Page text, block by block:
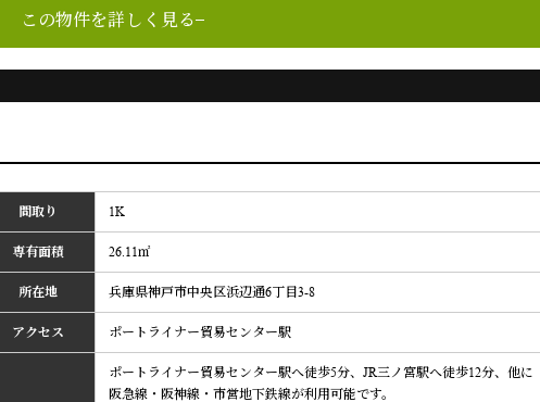
この物件を詳しく見る
間取り 1K
専有面積 26.11㎡
所在地 兵庫県神戸市中央区浜辺通6丁目3-8
アクセス ポートライナー貿易センター駅
ポートライナー貿易センター駅へ徒歩5分、JR三ノ宮駅へ徒歩12分、他に
阪急線・阪神線・市営地下鉄線が利用可能です。